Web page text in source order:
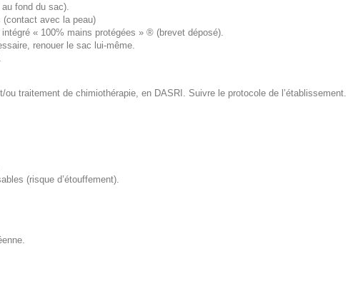
fond du sac).
(contact avec la peau)
« 100% mains protégées » ® (brevet déposé).
renouer le sac lui-même.
traitement de chimiothérapie, en DASRI. Suivre le protocole de l’établissement.
(risque d’étouffement).